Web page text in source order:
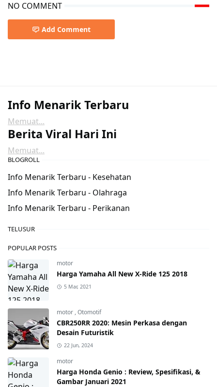
NO COMMENT
Add Comment
Info Menarik Terbaru
Memuat...
Berita Viral Hari Ini
Memuat...
BLOGROLL
Info Menarik Terbaru - Kesehatan
Info Menarik Terbaru - Olahraga
Info Menarik Terbaru - Perikanan
TELUSUR
POPULAR POSTS
motor
Harga Yamaha All New X-Ride 125 2018
5 Mar, 2021
motor ,Otomotif
CBR250RR 2020: Mesin Perkasa dengan
Desain Futuristik
22 Jun, 2024
motor
Harga Honda Genio : Review, Spesifikasi, &
Gambar Januari 2021